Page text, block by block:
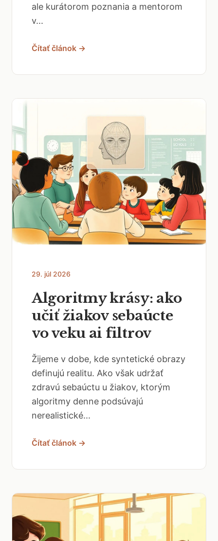
ale kurátorom poznania a mentorom
v...
Čítať článok →
29. júl 2026
Algoritmy krásy: ako
učiť žiakov sebaúcte
vo veku ai filtrov
Žijeme v dobe, kde syntetické obrazy
definujú realitu. Ako však udržať
zdravú sebaúctu u žiakov, ktorým
algoritmy denne podsúvajú
nerealistické...
Čítať článok →